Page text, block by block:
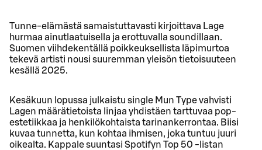
Tunne-elämästä samaistuttavasti kirjoittava Lage
hurmaa ainutlaatuisella ja erottuvalla soundillaan.
Suomen viihdekentällä poikkeuksellista läpimurtoa
tekevä artisti nousi suuremman yleisön tietoisuuteen
kesällä 2025.
Kesäkuun lopussa julkaistu single Mun Type vahvisti
Lagen määrätietoista linjaa yhdistäen tarttuvaa pop-
estetiikkaa ja henkilökohtaista tarinankerrontaa. Biisi
kuvaa tunnetta, kun kohtaa ihmisen, joka tuntuu juuri
oikealta. Kappale suuntasi Spotifyn Top 50 -listan